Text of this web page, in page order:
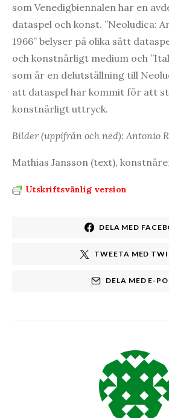
som Venedigbiennalen har en
dataspel och konst. ”Neoludica:
1966” belyser på olika sätt
och konstnärligt medium och
som är en delutställning till
att dataspel har kommit för att
konstnärligt uttryck.
Bilder (uppifrån och ned): Antonio
Mathias Jansson (text),
Utskriftsvänlig version
DELA MED
TWEETA MED
DELA MED E-